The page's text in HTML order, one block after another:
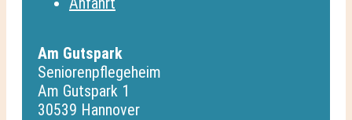
Am Gutspark
Seniorenpflegeheim
Am Gutspark 1
30539 Hannover